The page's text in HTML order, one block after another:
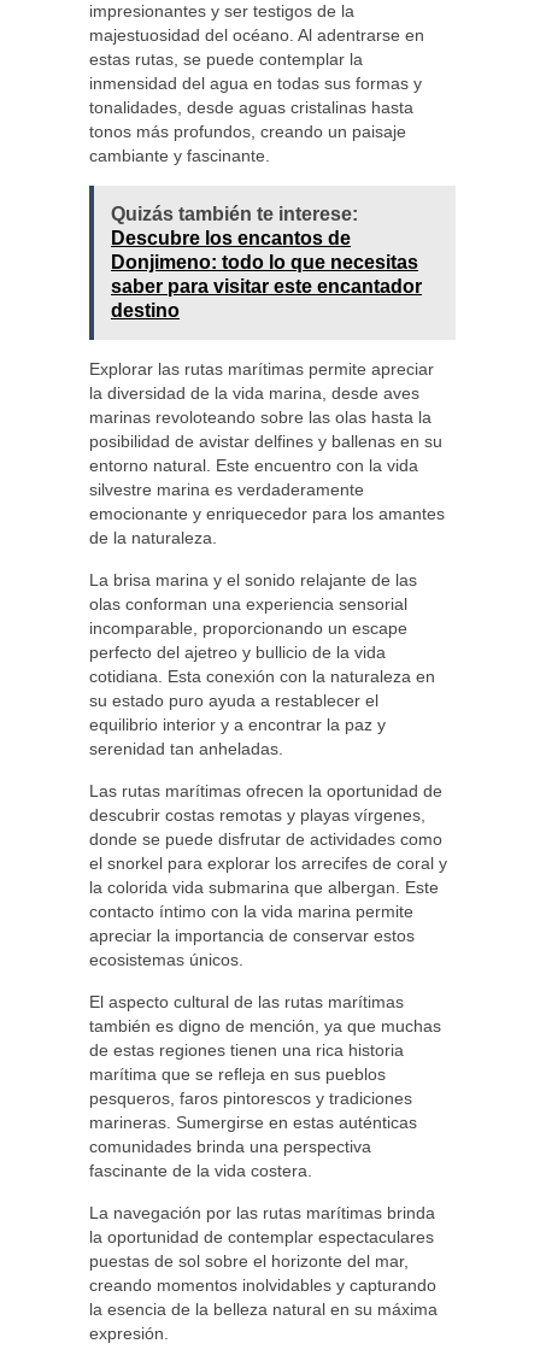
impresionantes y ser testigos de la
majestuosidad del océano. Al adentrarse en
estas rutas, se puede contemplar la
inmensidad del agua en todas sus formas y
tonalidades, desde aguas cristalinas hasta
tonos más profundos, creando un paisaje
cambiante y fascinante.
Quizás también te interese:
Descubre los encantos de
Donjimeno: todo lo que necesitas
saber para visitar este encantador
destino
Explorar las rutas marítimas permite apreciar
la diversidad de la vida marina, desde aves
marinas revoloteando sobre las olas hasta la
posibilidad de avistar delfines y ballenas en su
entorno natural. Este encuentro con la vida
silvestre marina es verdaderamente
emocionante y enriquecedor para los amantes
de la naturaleza.
La brisa marina y el sonido relajante de las
olas conforman una experiencia sensorial
incomparable, proporcionando un escape
perfecto del ajetreo y bullicio de la vida
cotidiana. Esta conexión con la naturaleza en
su estado puro ayuda a restablecer el
equilibrio interior y a encontrar la paz y
serenidad tan anheladas.
Las rutas marítimas ofrecen la oportunidad de
descubrir costas remotas y playas vírgenes,
donde se puede disfrutar de actividades como
el snorkel para explorar los arrecifes de coral y
la colorida vida submarina que albergan. Este
contacto íntimo con la vida marina permite
apreciar la importancia de conservar estos
ecosistemas únicos.
El aspecto cultural de las rutas marítimas
también es digno de mención, ya que muchas
de estas regiones tienen una rica historia
marítima que se refleja en sus pueblos
pesqueros, faros pintorescos y tradiciones
marineras. Sumergirse en estas auténticas
comunidades brinda una perspectiva
fascinante de la vida costera.
La navegación por las rutas marítimas brinda
la oportunidad de contemplar espectaculares
puestas de sol sobre el horizonte del mar,
creando momentos inolvidables y capturando
la esencia de la belleza natural en su máxima
expresión.